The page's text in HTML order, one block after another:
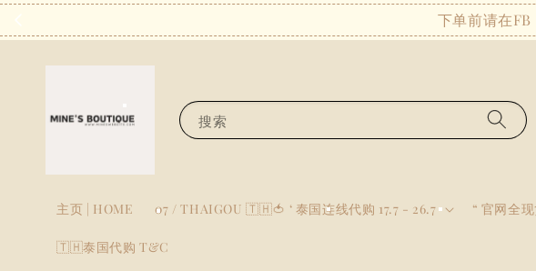
下单前请在
搜索
主页 | HOME 07 / THAIGOU 🇹🇭🍅 ‘ 泰国连线代购 17.7 - 26.7 “ 官网全
🇹🇭泰国代购 T&C